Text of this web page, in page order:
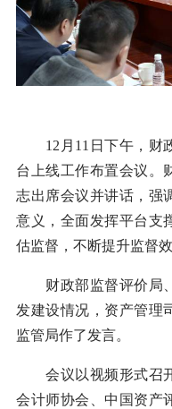
12月11日下午，财
台上线工作布置会议。
志出席会议并讲话，强
意义，全面发挥平台支
估监督，不断提升监督
财政部监督评价局、
发建设情况，资产管理
监管局作了发言。
会议以视频形式召开
会计师协会、中国资产